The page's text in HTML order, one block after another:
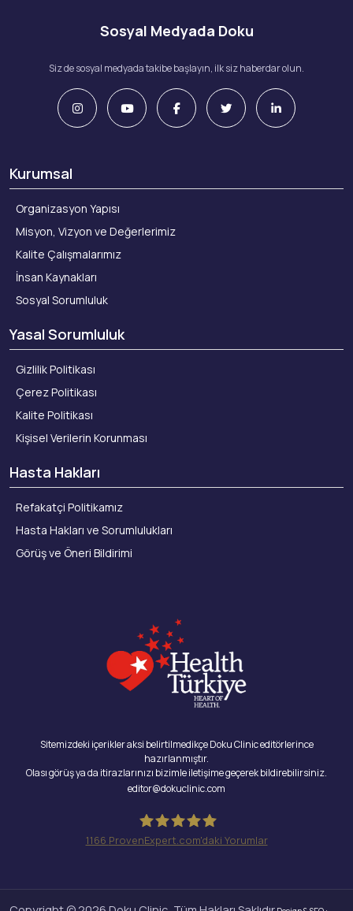
Sosyal Medyada Doku
Siz de sosyal medyada takibe başlayın, ilk siz haberdar olun.
Kurumsal
Organizasyon Yapısı
Misyon, Vizyon ve Değerlerimiz
Kalite Çalışmalarımız
İnsan Kaynakları
Sosyal Sorumluluk
Yasal Sorumluluk
Gizlilik Politikası
Çerez Politikası
Kalite Politikası
Kişisel Verilerin Korunması
Hasta Hakları
Refakatçi Politikamız
Hasta Hakları ve Sorumlulukları
Görüş ve Öneri Bildirimi
Sitemizdeki içerikler aksi belirtilmedikçe Doku Clinic editörlerince
hazırlanmıştır.
Olası görüş ya da itirazlarınızı bizimle iletişime geçerek bildirebilirsiniz.
editor@dokuclinic.com
1166 ProvenExpert.com'daki Yorumlar